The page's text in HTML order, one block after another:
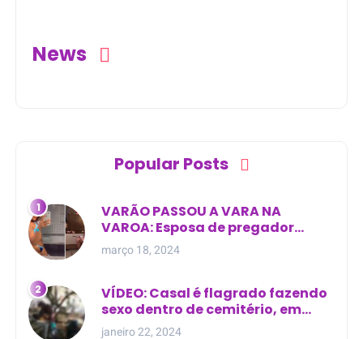
News
Popular Posts
VARÃO PASSOU A VARA NA
VAROA: Esposa de pregador
evangélico descobre
relacionamento extra-conjugal
março 18, 2024
VÍDEO: Casal é flagrado fazendo
sexo dentro de cemitério, em
cima de túmulo no Maranhão
janeiro 22, 2024